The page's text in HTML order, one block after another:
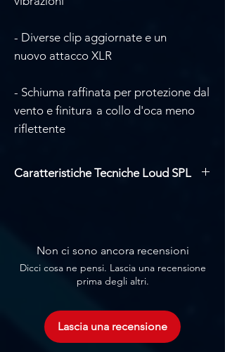
- Diverse clip aggiornate e un
nuovo attacco XLR
- Schiuma raffinata per protezione dal
vento e finitura a collo d'oca meno
riflettente
Caratteristiche Tecniche Loud SPL
Tipo di cartuccia: Condensatore
prepolarizzato
Risposta in frequenza: 20 Hz - 20 kHz
20 cm (7,9 pollici): 80 Hz - 15 kHz con 2
dB di soft boost a 10-12 kHz
Sensibilità, nominale, ±3 dB a 1 kHz: 6
Non ci sono ancora recensioni
Dicci cosa ne pensi. Lascia una recensione
prima degli altri.
Lascia una recensione